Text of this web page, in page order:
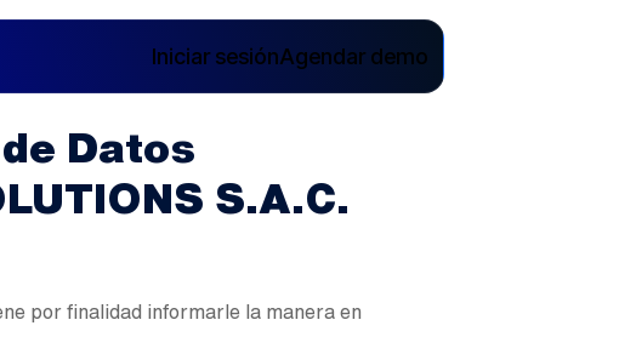
Iniciar sesiónAgendar demo
Datos
S.A.C.
por finalidad informarle la manera en